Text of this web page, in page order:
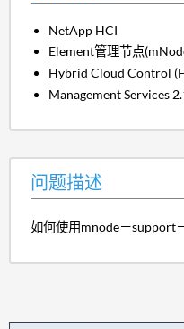
NetApp HCI
Element管理节点
Hybrid Cloud Control
Management Services
问题描述
如何使用mnode－support